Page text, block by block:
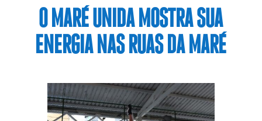
O MARÉ UNIDA MOSTRA SUA
ENERGIA NAS RUAS DA MARÉ